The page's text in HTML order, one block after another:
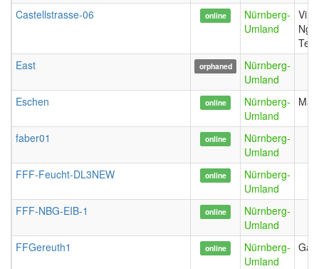
Castellstrasse-06
online
Nürnberg-
Umland
East
orphaned
Nürnberg-
Umland
Eschen
online
Nürnberg-
Umland
faber01 online
Nürnberg-
Umland
FFF-Feucht-DL3NEW
online
Nürnberg-
Umland
FFF-NBG-EIB-1
online
Nürnberg-
Umland
FFGereuth1
online
Nürnberg-
Umland